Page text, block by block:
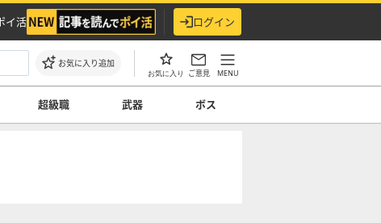
イ活 ログイン
お気に入り追加
お気に入り ご意見 MENU
超級職 武器 ボス